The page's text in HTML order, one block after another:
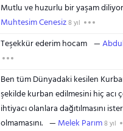
Mutlu ve huzurlu bir yaşam
Muhtesim Cenesiz8 yıl
Teşekkür ederim hocam
Ben tüm Dünyadaki kesilen
şekilde kurban edilmesini hiç acı
ihtiyacı olanlara dağıtılmasını
olmamasını.
Melek Parım8 yıl